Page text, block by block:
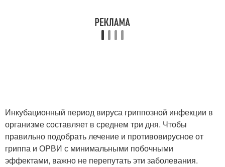
Инкубационный период вируса гриппозной инфекции в
организме составляет в среднем три дня. Чтобы
правильно подобрать лечение и противовирусное от
гриппа и ОРВИ с минимальными побочными
эффектами, важно не перепутать эти заболевания.